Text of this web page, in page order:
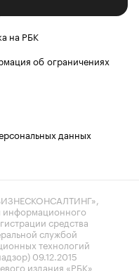
на РБК
об ограничениях
данных
средства
службой
технологий
09.12.2015
издания «РБК»